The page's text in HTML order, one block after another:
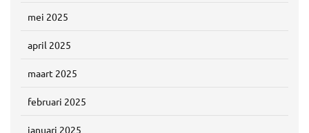
mei 2025
april 2025
maart 2025
februari 2025
januari 2025